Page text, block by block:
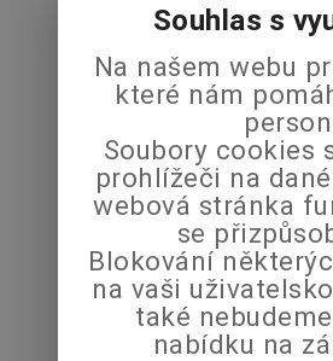
Souhlas s
Na našem webu
které nám
Soubory cookies
prohlížeči na
webová stránka
se
Blokování
na vaši
také
nabídku na